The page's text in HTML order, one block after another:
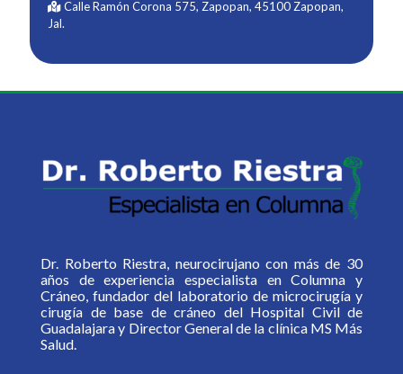
Calle Ramón Corona 575, Zapopan, 45100 Zapopan,
Jal.
Dr. Roberto Riestra, neurocirujano con más de 30
años de experiencia especialista en Columna y
Cráneo, fundador del laboratorio de microcirugía y
cirugía de base de cráneo del Hospital Civil de
Guadalajara y Director General de la clínica MS Más
Salud.